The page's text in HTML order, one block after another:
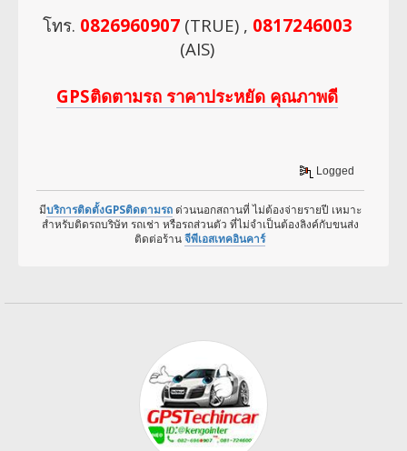
โทร. 0826960907(TRUE) , 0817246003
(AIS)
GPSติดตามรถ ราคาประหยัด คุณภาพดี
Logged
มีบริการติดตั้งGPSติดตามรถด่วนนอกสถานที่ ไม่ต้องจ่ายรายปี เหมาะ
สำหรับติดรถบริษัท รถเช่า หรือรถส่วนตัว ที่ไม่จำเป็นต้องลิงค์กับขนส่ง
ติดต่อร้านจีพีเอสเทคอินคาร์